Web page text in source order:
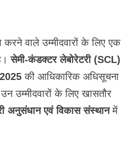
करने वाले उम्मीदवारों के लिए एक
सेमी-कंडक्टर लेबोरेटरी (SCL)
की आधिकारिक अधिसूचना
उम्मीदवारों के लिए खासतौर
अनुसंधान एवं विकास संस्थानमें